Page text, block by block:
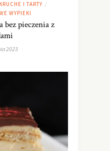
I TARTY /
WYPIEKI
bez pieczenia z
2023